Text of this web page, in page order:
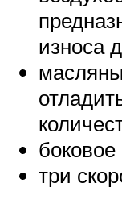
износа
три